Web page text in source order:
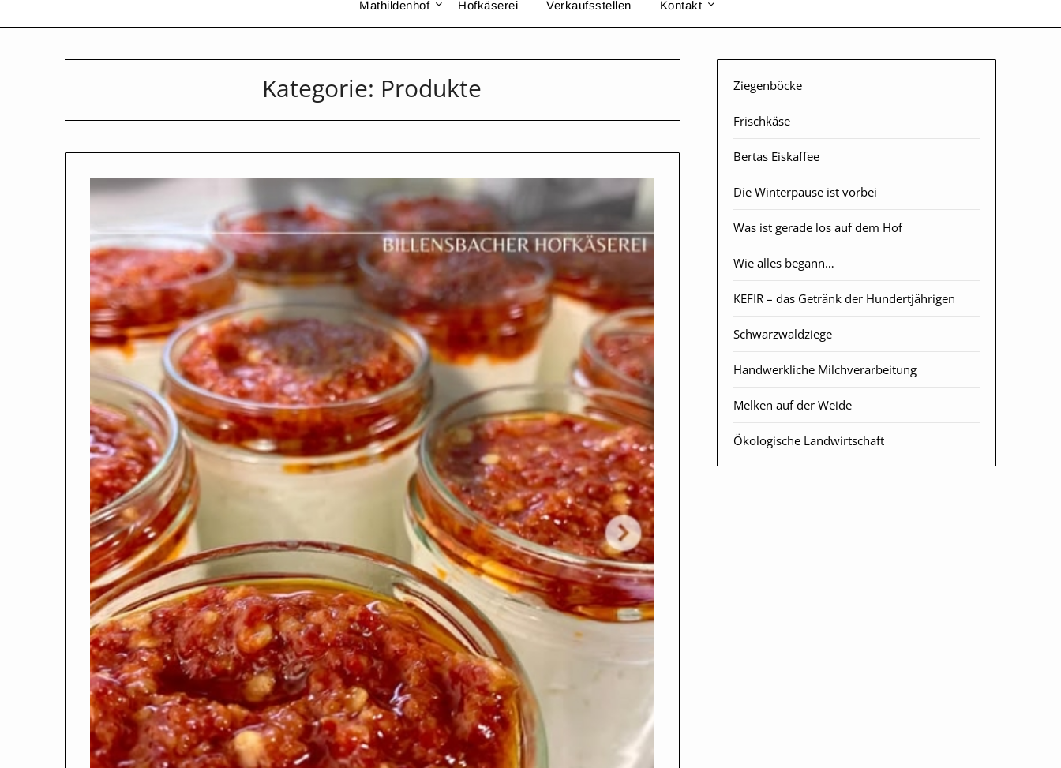
Mathildenhof Hofkäserei Verkaufsstellen Kontakt
Kategorie: Produkte Ziegenböcke
Frischkäse
Bertas Eiskaffee
Die Winterpause ist vorbei
Was ist gerade los auf dem Hof
Wie alles begann…
KEFIR – das Getränk der Hundertjährigen
Schwarzwaldziege
Handwerkliche Milchverarbeitung
Melken auf der Weide
Ökologische Landwirtschaft